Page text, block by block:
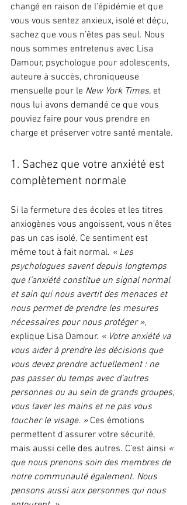
changé en raison de l’épidémie et que
vous vous sentez anxieux, isolé et déçu,
sachez que vous n’êtes pas seul. Nous
nous sommes entretenus avec Lisa
Damour, psychologue pour adolescents,
auteure à succès, chroniqueuse
mensuelle pour le New York Times, et
nous lui avons demandé ce que vous
pouviez faire pour vous prendre en
charge et préserver votre santé mentale.
1. Sachez que votre anxiété est
complètement normale
Si la fermeture des écoles et les titres
anxiogènes vous angoissent, vous n’êtes
pas un cas isolé. Ce sentiment est
même tout à fait normal. « Les
psychologues savent depuis longtemps
que l’anxiété constitue un signal normal
et sain qui nous avertit des menaces et
nous permet de prendre les mesures
nécessaires pour nous protéger »,
explique Lisa Damour. « Votre anxiété va
vous aider à prendre les décisions que
vous devez prendre actuellement : ne
pas passer du temps avec d’autres
personnes ou au sein de grands groupes,
vous laver les mains et ne pas vous
toucher le visage. » Ces émotions
permettent d’assurer votre sécurité,
mais aussi celle des autres. C’est ainsi «
que nous prenons soin des membres de
notre communauté également. Nous
pensons aussi aux personnes qui nous